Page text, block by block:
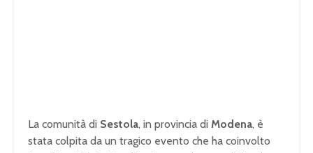
La comunità di Sestola, in provincia di Modena, è
stata colpita da un tragico evento che ha coinvolto